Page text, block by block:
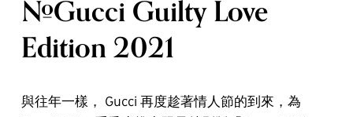
#Gucci Guilty Love
Edition 2021
與往年一樣， Gucci 再度趁著情人節的到來，為